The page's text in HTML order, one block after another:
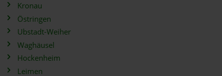
Kronau
Östringen
Ubstadt-Weiher
Waghäusel
Hockenheim
Leimen